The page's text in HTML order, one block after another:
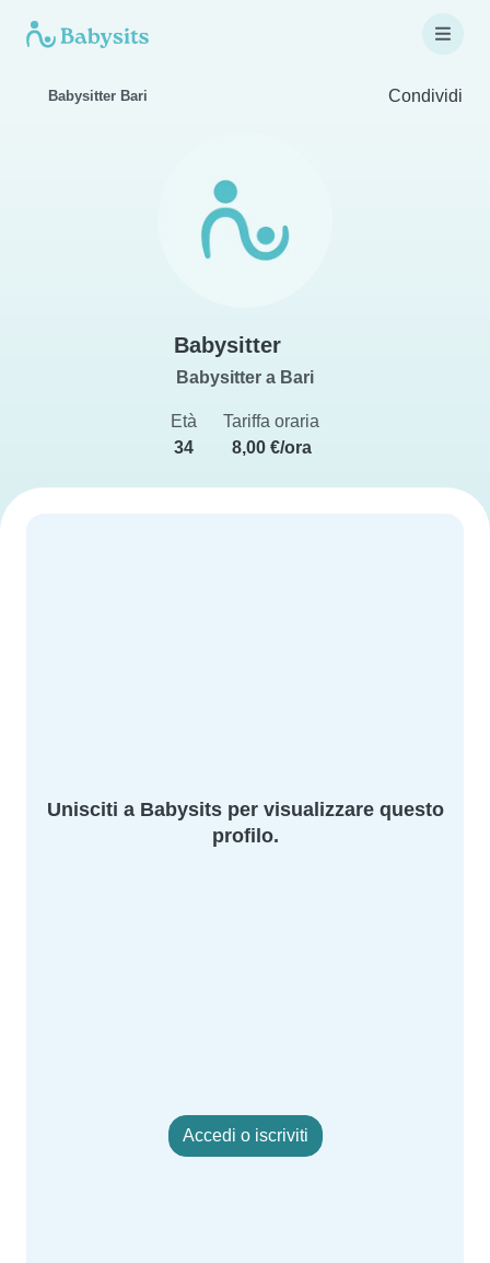
Babysitter Bari Condividi
Babysitter
Babysitter a Bari
Età
34
Tariffa oraria
8,00 €/ora
Unisciti a Babysits per visualizzare questo
profilo.
Accedi o iscriviti